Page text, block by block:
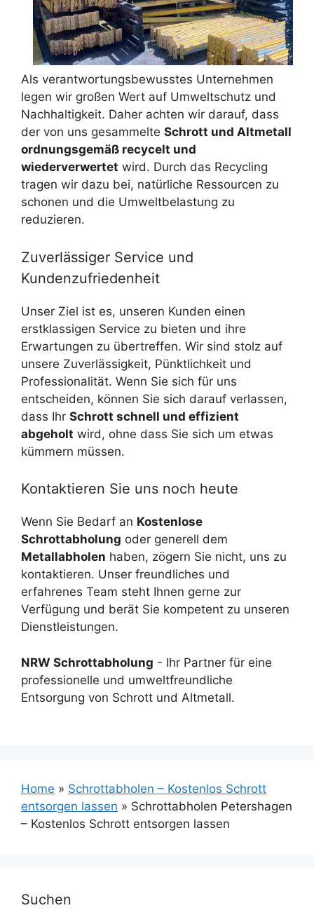
Als verantwortungsbewusstes Unternehmen
legen wir großen Wert auf Umweltschutz und
Nachhaltigkeit. Daher achten wir darauf, dass
der von uns gesammelte Schrott und Altmetall
ordnungsgemäß recycelt und
wiederverwertet wird. Durch das Recycling
tragen wir dazu bei, natürliche Ressourcen zu
schonen und die Umweltbelastung zu
reduzieren.
Zuverlässiger Service und
Kundenzufriedenheit
Unser Ziel ist es, unseren Kunden einen
erstklassigen Service zu bieten und ihre
Erwartungen zu übertreffen. Wir sind stolz auf
unsere Zuverlässigkeit, Pünktlichkeit und
Professionalität. Wenn Sie sich für uns
entscheiden, können Sie sich darauf verlassen,
dass Ihr Schrott schnell und effizient
abgeholt wird, ohne dass Sie sich um etwas
kümmern müssen.
Kontaktieren Sie uns noch heute
Wenn Sie Bedarf an Kostenlose
Schrottabholung oder generell dem
Metallabholen haben, zögern Sie nicht, uns zu
kontaktieren. Unser freundliches und
erfahrenes Team steht Ihnen gerne zur
Verfügung und berät Sie kompetent zu unseren
Dienstleistungen.
NRW Schrottabholung - Ihr Partner für eine
professionelle und umweltfreundliche
Entsorgung von Schrott und Altmetall.
Home » Schrottabholen – Kostenlos Schrott
entsorgen lassen » Schrottabholen Petershagen
– Kostenlos Schrott entsorgen lassen
Suchen